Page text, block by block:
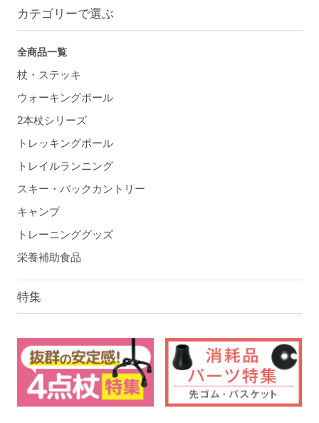
カテゴリーで選ぶ
全商品一覧
杖・ステッキ
ウォーキングポール
2本杖シリーズ
トレッキングポール
トレイルランニング
スキー・バックカントリー
キャンプ
トレーニンググッズ
栄養補助食品
特集